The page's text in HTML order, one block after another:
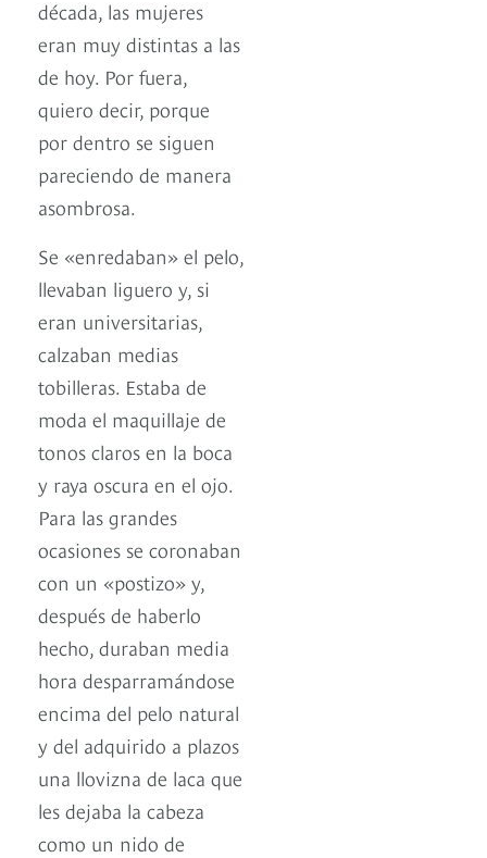
década, las mujeres
eran muy distintas a las
de hoy. Por fuera,
quiero decir, porque
por dentro se siguen
pareciendo de manera
asombrosa.
Se «enredaban» el pelo,
llevaban liguero y, si
eran universitarias,
calzaban medias
tobilleras. Estaba de
moda el maquillaje de
tonos claros en la boca
y raya oscura en el ojo.
Para las grandes
ocasiones se coronaban
con un «postizo» y,
después de haberlo
hecho, duraban media
hora desparramándose
encima del pelo natural
y del adquirido a plazos
una llovizna de laca que
les dejaba la cabeza
como un nido de